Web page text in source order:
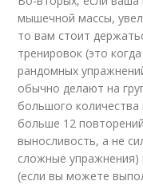
мышечной массы,
то вам стоит
тренировок (это
рандомных
обычно делают на
большого
больше 12
выносливость, а не
сложные упражнения)
(если вы можете